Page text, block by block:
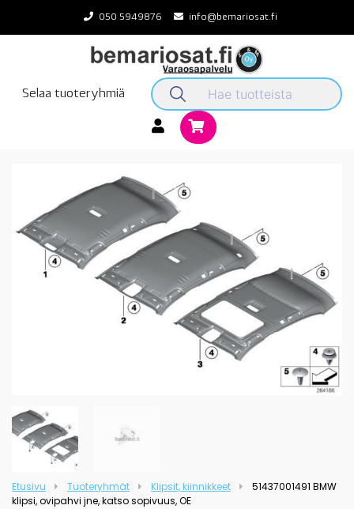
content
050 5949876 info@bemariosat.fi
Selaa tuoteryhmiä
Etusivu Tuoteryhmät Klipsit, kiinnikkeet
51437001491 BMW
klipsi, ovipahvi jne, katso sopivuus, OE